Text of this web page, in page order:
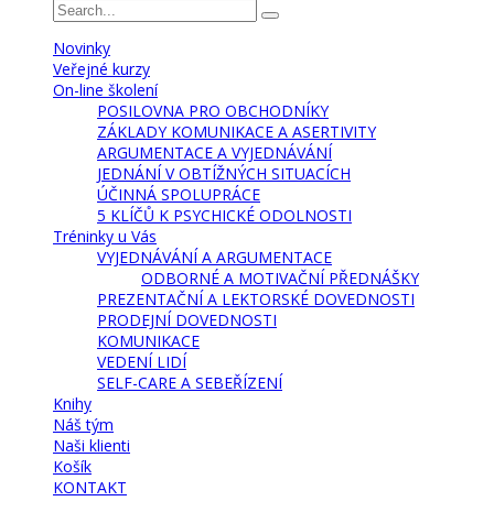
Novinky
Veřejné kurzy
On-line školení
POSILOVNA PRO OBCHODNÍKY
ZÁKLADY KOMUNIKACE A ASERTIVITY
ARGUMENTACE A VYJEDNÁVÁNÍ
JEDNÁNÍ V OBTÍŽNÝCH SITUACÍCH
ÚČINNÁ SPOLUPRÁCE
5 KLÍČŮ K PSYCHICKÉ ODOLNOSTI
Tréninky u Vás
VYJEDNÁVÁNÍ A ARGUMENTACE
ODBORNÉ A MOTIVAČNÍ PŘEDNÁŠKY
PREZENTAČNÍ A LEKTORSKÉ DOVEDNOSTI
PRODEJNÍ DOVEDNOSTI
KOMUNIKACE
VEDENÍ LIDÍ
SELF-CARE A SEBEŘÍZENÍ
Knihy
Náš tým
Naši klienti
Košík
KONTAKT